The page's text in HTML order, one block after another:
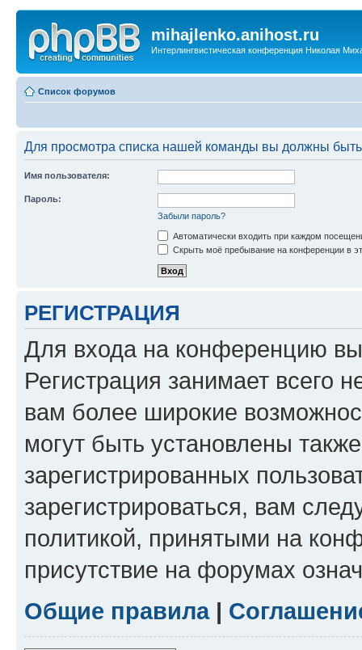
mihajlenko.anihost.ru
Интерлингвистическая конференция Николая
Список форумов
Для просмотра списка нашей команды вы должны
Имя пользователя:
Пароль:
Забыли пароль?
Автоматически входить при каждом
Скрыть моё пребывание на конференции в
РЕГИСТРАЦИЯ
Для входа на конференцию
Регистрация занимает всего
вам более широкие
могут быть установлены
зарегистрированных
зарегистрироваться, вам
политикой, принятыми на
присутствие на форумах
Общие правила|